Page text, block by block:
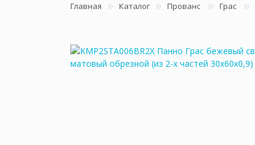
Главная Каталог Прованс Грас